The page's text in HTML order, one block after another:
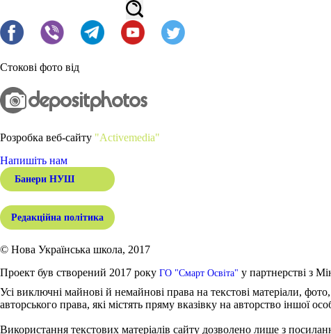
Стокові фото від
Розробка веб-сайту "Activemedia"
Напишіть нам
Банери НУШ
Редакційна політика
© Нова Українська школа, 2017
Проект був створений 2017 року ГО "Смарт Освіта" у партнерстві з
Усі виключні майнові й немайнові права на текстові матеріали,
авторського права, які містять пряму вказівку на авторство іншої
Використання текстових матеріалів сайту дозволено лише з